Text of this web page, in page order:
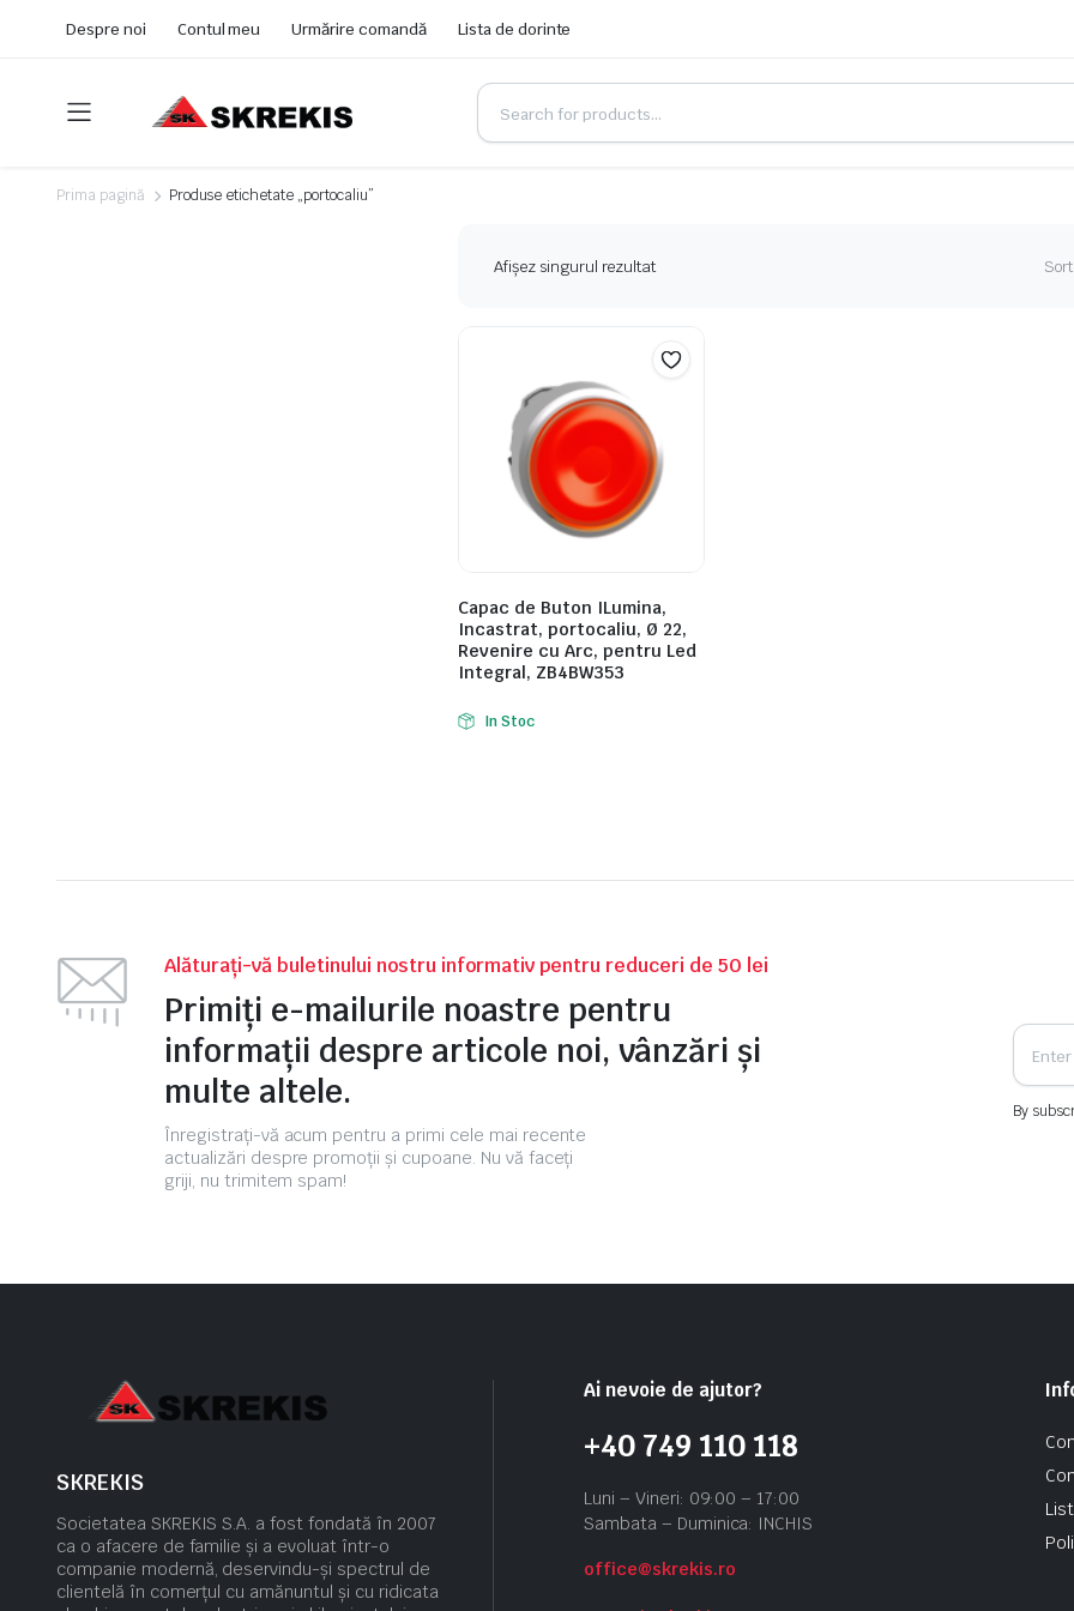
Despre noi Contul meu Urmărire comandă Lista de dorinte
Prima pagină Produse etichetate „portocaliu”
Afișez singurul rezultat Sort:
Capac de Buton ILumina,
Incastrat, portocaliu, Ø 22,
Revenire cu Arc, pentru Led
Integral, ZB4BW353
In Stoc
Alăturați-vă buletinului nostru informativ pentru reduceri de 50 lei
Primiți e-mailurile noastre pentru
informații despre articole noi, vânzări și
multe altele.
Înregistrați-vă acum pentru a primi cele mai recente
actualizări despre promoții și cupoane. Nu vă faceți
griji, nu trimitem spam!
By
SKREKIS
Societatea SKREKIS S.A. a fost fondată în 2007
ca o afacere de familie și a evoluat într-o
companie modernă, deservindu-și spectrul de
clientelă în comerțul cu amănuntul și cu ridicata
Ai nevoie de ajutor?
+40 749 110 118
Luni – Vineri: 09:00 – 17:00
Sambata – Duminica: INCHIS
office@skrekis.ro